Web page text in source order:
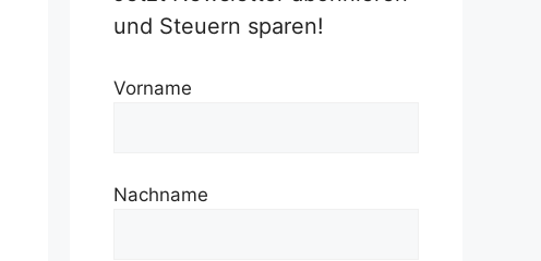
und Steuern sparen!
Vorname
Nachname